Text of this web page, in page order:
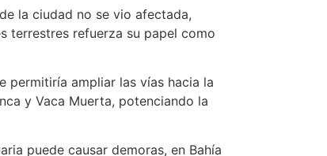
la ciudad no se vio afectada,
terrestres refuerza su papel como
ampliar las vías hacia la
y Vaca Muerta, potenciando la
puede causar demoras, en Bahía